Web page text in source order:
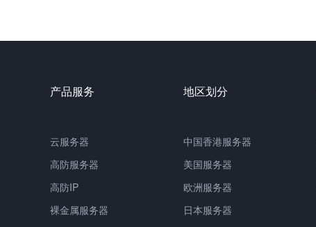
产品服务
云服务器
高防服务器
高防IP
裸金属服务器
地区划分
中国香港服务器
美国服务器
欧洲服务器
日本服务器